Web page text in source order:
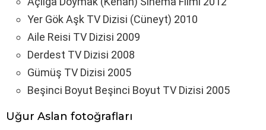
Yer Gök Aşk TV Dizisi (Cüneyt) 2010
Aile Reisi TV Dizisi 2009
Derdest TV Dizisi 2008
Gümüş TV Dizisi 2005
Beşinci Boyut Beşinci Boyut TV Dizisi 2005
Uğur Aslan fotoğrafları